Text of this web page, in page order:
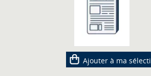
Ajouter à ma